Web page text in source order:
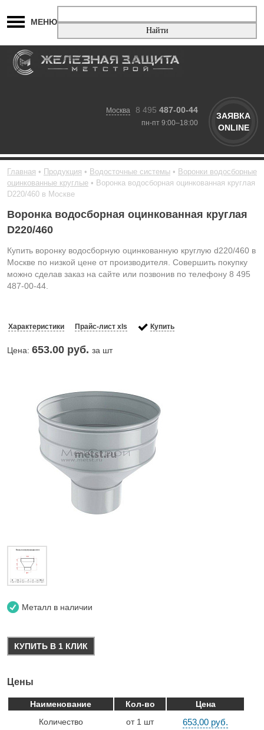
МЕНЮ
Москва 8 495 487-00-44
пн-пт 9:00–18:00
ЗАЯВКА
ONLINE
Главная Продукция Водосточные системы
Воронки водосборные
оцинкованные круглые
Воронка водосборная оцинкованная круглая
D220/460 в Москве
Воронка водосборная оцинкованная круглая
D220/460
Купить воронку водосборную оцинкованную круглую d220/460 в
Москве по низкой цене от производителя. Совершить покупку
можно сделав заказ на сайте или позвонив по телефону 8 495
487-00-44.
Характеристики Прайс-лист xls Купить
Цена: 653.00 руб. за шт
Металл в наличии
КУПИТЬ В 1 КЛИК
Цены
Наименование Кол-во
Цена
Количество
от 1 шт 653,00 руб.